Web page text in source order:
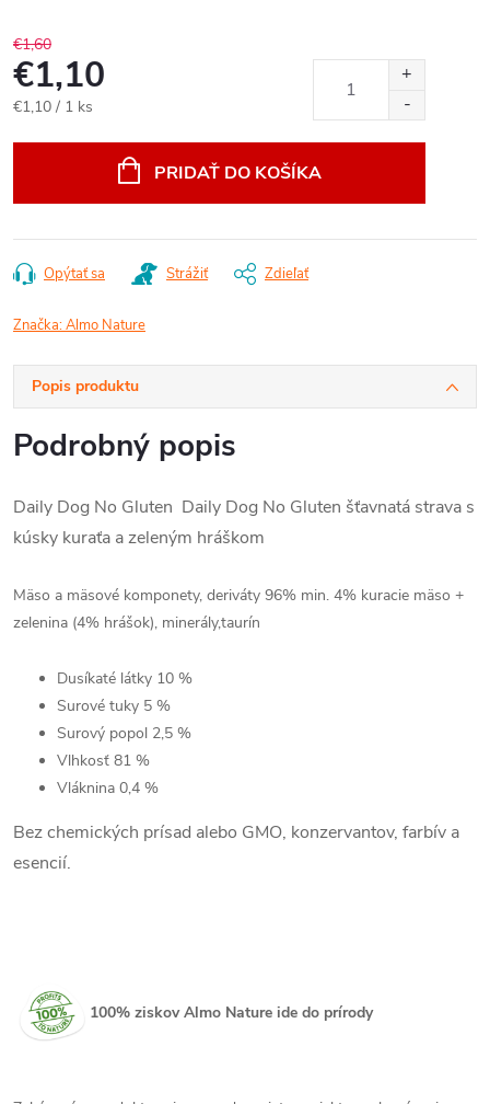
€1,60
€1,10
Jednotková
€1,10 / 1 ks
PRIDAŤ DO KOŠÍKA
Opýtať sa Strážiť Zdieľať
Značka:Almo Nature
Popis produktu
Podrobný popis
Daily Dog No Gluten Daily Dog No Gluten šťavnatá strava s
kúsky kuraťa a zeleným hráškom
Mäso a mäsové komponety, deriváty 96% min. 4% kuracie mäso +
zelenina (4% hrášok), minerály,taurín
Dusíkaté látky 10 %
Surové tuky 5 %
Surový popol 2,5 %
Vlhkosť 81 %
Vláknina 0,4 %
Bez chemických prísad alebo GMO, konzervantov, farbív a
esencií.
100% ziskov Almo Nature ide do prírody